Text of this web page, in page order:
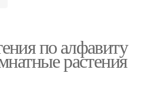
по алфавиту
растения